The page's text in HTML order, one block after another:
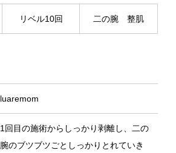
リベル10回 二の腕 整肌
luaremom
1回目の施術からしっかり剥離し、二の
腕のブツブツごとしっかりとれていき